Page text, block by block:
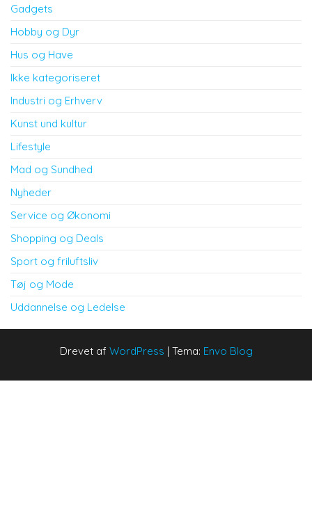
Gadgets
Hobby og Dyr
Hus og Have
Ikke kategoriseret
Industri og Erhverv
Kunst und kultur
Lifestyle
Mad og Sundhed
Nyheder
Service og Økonomi
Shopping og Deals
Sport og friluftsliv
Tøj og Mode
Uddannelse og Ledelse
Drevet af WordPress | Tema: Envo Blog